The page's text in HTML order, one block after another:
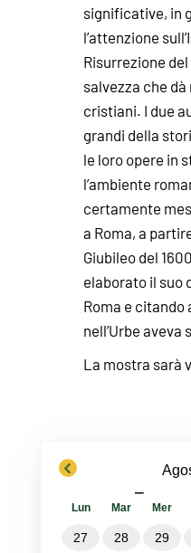
significative, in
l’attenzione
Risurrezione del
salvezza che
cristiani. I due
grandi della
le loro opere in
l’ambiente
certamente
a Roma, a
Giubileo del
elaborato il suo
Roma e
nell’Urbe
La mostra sarà
previous
−
Lun Mar Mer
27 28 29